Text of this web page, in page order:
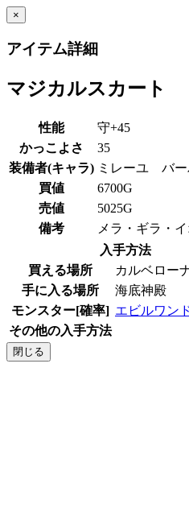
×
アイテム詳細
マジカルスカート
性能
守+45
かっこよさ
35
装備者(キャラ) ミレーユ バ
買値
6700G
売値
5025G
備考
メラ・ギラ・
入手方法
買える場所
カルベロー
手に入る場所
海底神殿
モンスター[確率] エビルワン
その他の入手方法
閉じる